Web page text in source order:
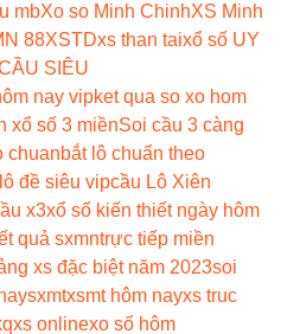
mbXo so Minh ChinhXS Minh
88XSTDxs than taixổ số UY
SIÊU
nay vipket qua so xo hom
xổ số 3 miềnSoi cầu 3 càng
chuanbắt lô chuẩn theo
đề siêu vipcầu Lô Xiên
x3xổ số kiến thiết ngày hôm
quả sxmntrực tiếp miền
xs đặc biệt năm 2023soi
sxmtxsmt hôm nayxs truc
onlinexo số hôm